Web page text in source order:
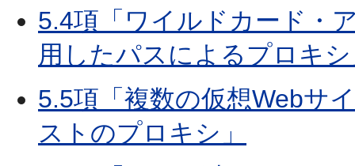
5.4項「ワイルドカード・
用したパスによるプロキ
5.5項「複数の仮想Webサ
ストのプロキシ」